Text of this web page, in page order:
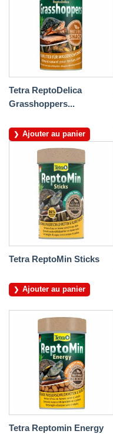
Tetra ReptoDelica
Grasshoppers...
Ajouter au panier
Tetra ReptoMin Sticks
Ajouter au panier
Tetra Reptomin Energy